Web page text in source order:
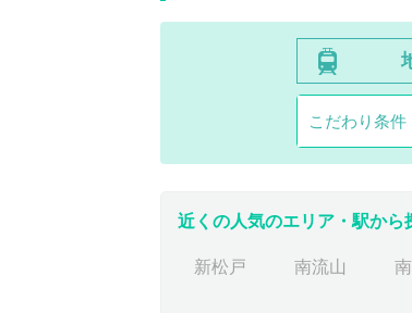
こだわり条件
近くの人気のエリア・駅から
新松戸 南流山